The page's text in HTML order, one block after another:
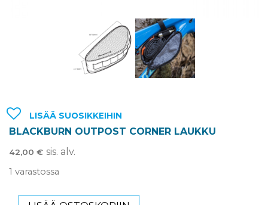
LISÄÄ SUOSIKKEIHIN
BLACKBURN OUTPOST CORNER LAUKKU
42,00 € sis. alv.
1 varastossa